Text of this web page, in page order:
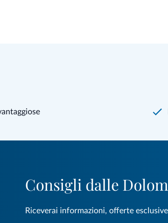
Consigli dalle
Riceverai informazioni, offerte